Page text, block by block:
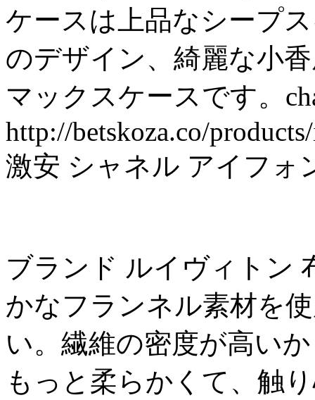
ケースは上品なシープ
のデザイン、綺麗な小
マックスケースです。
http://betskoza.co/
激安 シャネル アイフォ
ブランド ルイヴィトン
かなフランネル素材を
い。繊維の密度が高い
もっと柔らかくて、触